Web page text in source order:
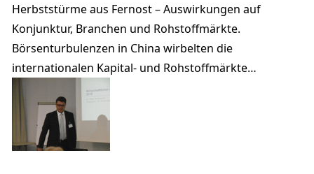
Herbststürme aus Fernost – Auswirkungen auf
Konjunktur, Branchen und Rohstoffmärkte.
Börsenturbulenzen in China wirbelten die
internationalen Kapital- und Rohstoffmärkte
durcheinander. Was ist in 2016 zu erwarten?